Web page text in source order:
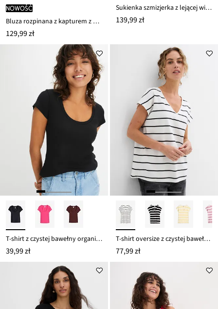
nowość
Bluza rozpinana z kapturem z aksamitu
129,99 zł
Sukienka szmizjerka z lejącej wiskozy
139,99 zł
T-shirt z czystej bawełny organicznej
39,99 zł
T-shirt oversize z czystej bawełny organicznej
77,99 zł